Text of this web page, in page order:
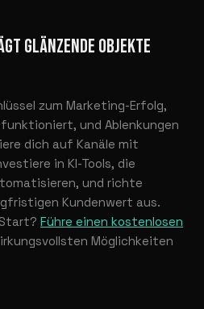
GLÄNZENDE OBJEKTE
zum Marketing-Erfolg,
und Ablenkungen
dich auf Kanäle mit
in KI-Tools, die
und richte
Kundenwert aus.
Führe einen kostenlosen
Möglichkeiten